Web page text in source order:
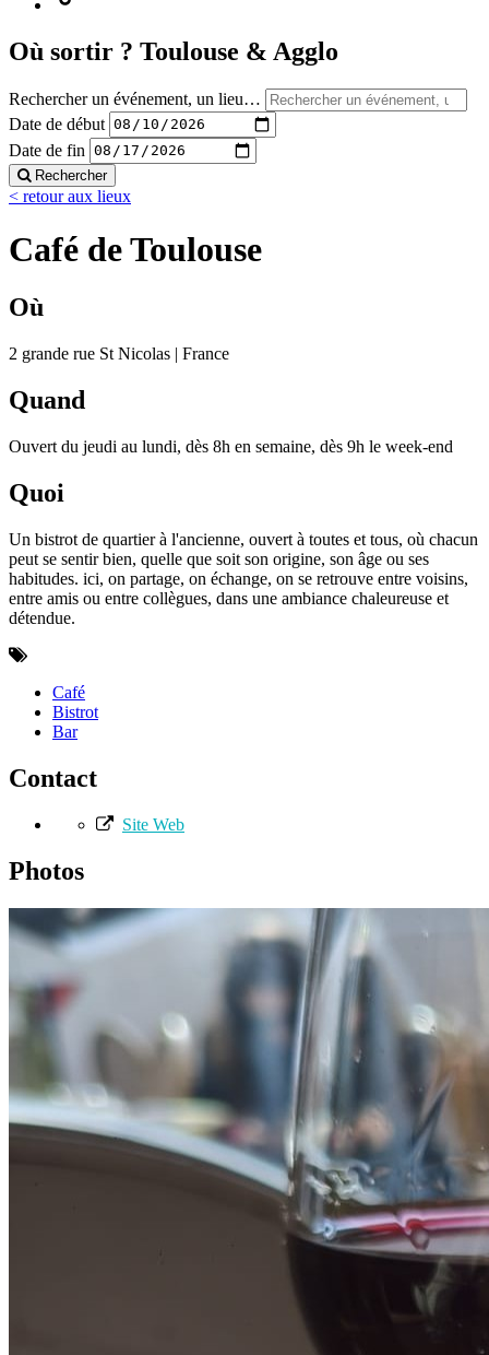
Où sortir ? Toulouse & Agglo
Rechercher un événement, un lieu…
Date de début
Date de fin
Rechercher
< retour aux lieux
Café de Toulouse
Où
2 grande rue St Nicolas | France
Quand
Ouvert du jeudi au lundi, dès 8h en semaine, dès 9h le week-end
Quoi
Un bistrot de quartier à l'ancienne, ouvert à toutes et tous, où chacun
peut se sentir bien, quelle que soit son origine, son âge ou ses
habitudes. ici, on partage, on échange, on se retrouve entre voisins,
entre amis ou entre collègues, dans une ambiance chaleureuse et
détendue.
Café
Bistrot
Bar
Contact
Site Web
Photos